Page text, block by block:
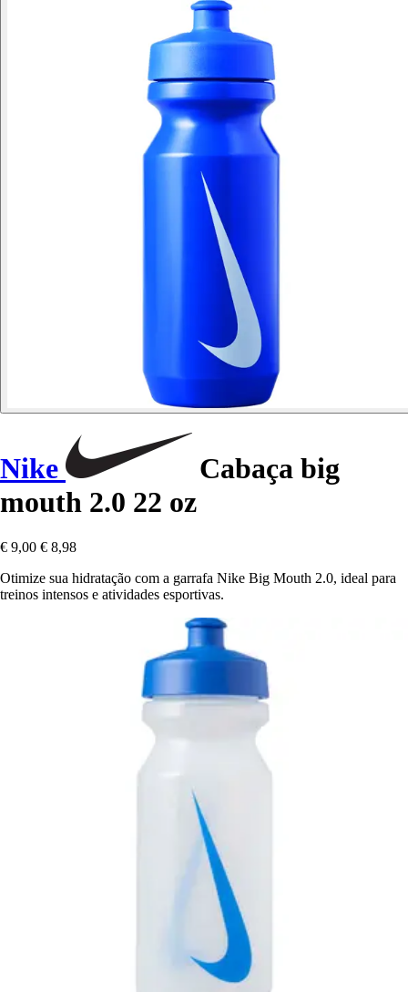
Nike
Cabaça big
mouth 2.0 22 oz
€ 9,00 € 8,98
Otimize sua hidratação com a garrafa Nike Big Mouth 2.0, ideal para
treinos intensos e atividades esportivas.